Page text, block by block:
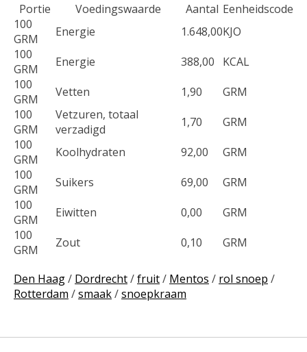
Portie Voedingswaarde Aantal Eenheidscode
100
GRM
Energie 1.648,00KJO
100
GRM
Energie 388,00
KCAL
100
GRM
Vetten 1,90
GRM
100
GRM
Vetzuren, totaal
verzadigd
1,70
GRM
100
GRM
Koolhydraten 92,00
GRM
100
GRM
Suikers 69,00
GRM
100
GRM
Eiwitten 0,00
GRM
100
GRM
Zout 0,10 GRM
Den Haag/ Dordrecht/fruit/ Mentos / rol snoep /
Rotterdam /smaak/snoepkraam